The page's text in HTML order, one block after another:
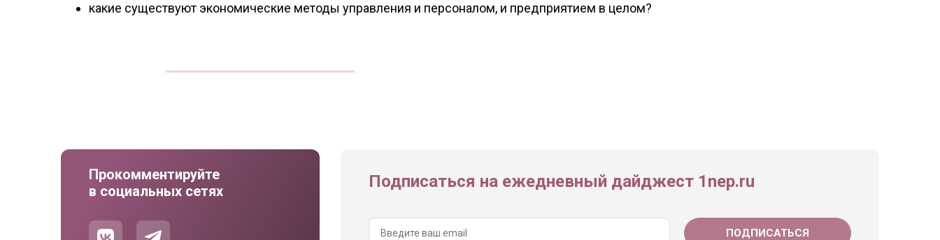
какие существуют экономические методы управления и персоналом, и предприятием в целом?
Прокомментируйте
в социальных сетях
Подписаться на ежедневный дайджест 1nep.ru